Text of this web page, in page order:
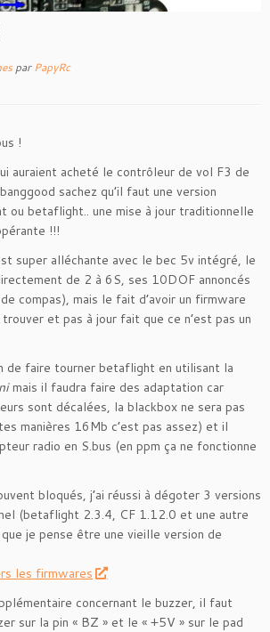
parPapyRc
!
auraient acheté le contrôleur de vol F3 de
sachez qu’il faut une version
ou betaflight.. une mise à jour traditionnelle
!!!
super alléchante avec le bec 5v intégré, le
de 2 à 6S, ses 10DOF annoncés
compas), mais le fait d’avoir un firmware
et pas à jour fait que ce n’est pas un
de faire tourner betaflight en utilisant la
mais il faudra faire des adaptation car
sont décalées, la blackbox ne sera pas
manières 16Mb c’est pas assez) et il
radio en S.bus (en ppm ça ne fonctionne
bloqués, j’ai réussi à dégoter 3 versions
(betaflight 2.3.4, CF 1.12.0 et une autre
je pense être une vieille version de
les firmwares
concernant le buzzer, il faut
sur la pin « BZ » et le « +5V » sur le pad